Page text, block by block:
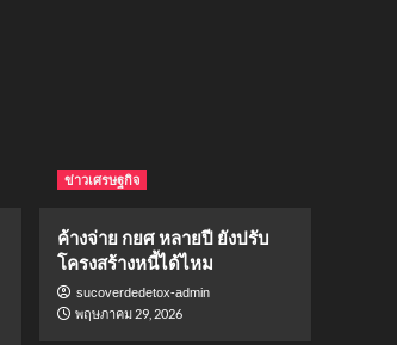
ข่าวเศรษฐกิจ
ค้างจ่าย กยศ หลายปี ยังปรับ
โครงสร้างหนี้ได้ไหม
sucoverdedetox-admin
พฤษภาคม 29, 2026